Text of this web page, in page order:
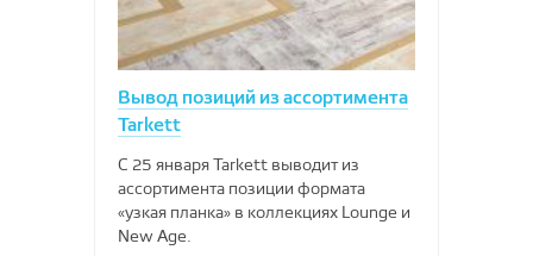
Вывод позиций из ассортимента
Tarkett
С 25 января Tarkett выводит из
ассортимента позиции формата
«узкая планка» в коллекциях Lounge и
New Age.